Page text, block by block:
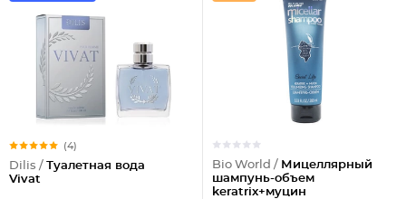
(4)
Dilis / Туалетная вода
Vivat
Bio World / Мицеллярный
шампунь-объем
keratrix+муцин